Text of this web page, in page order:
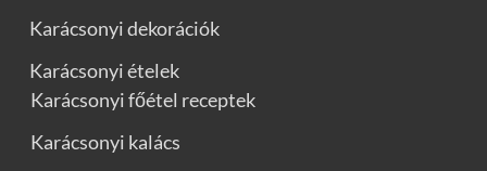
Karácsonyi dekorációk
Karácsonyi ételek
Karácsonyi főétel receptek
Karácsonyi kalács